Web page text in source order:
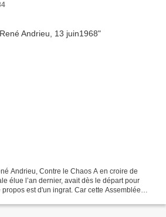
Andrieu, Contre le Chaos A en croire de
élue l’an dernier, avait dès le départ pour
est d'un ingrat. Car cette Assemblée